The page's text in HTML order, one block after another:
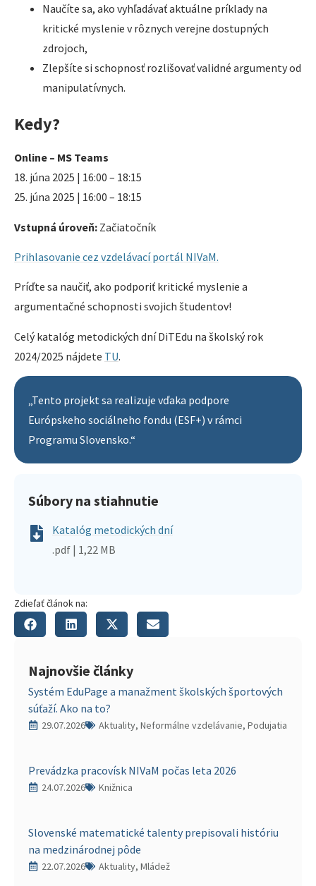
Naučíte sa, ako vyhľadávať aktuálne príklady na
kritické myslenie v rôznych verejne dostupných
zdrojoch,
Zlepšíte si schopnosť rozlišovať validné argumenty od
manipulatívnych.
Kedy?
Online – MS Teams
18. júna 2025 | 16:00 – 18:15
25. júna 2025 | 16:00 – 18:15
Vstupná úroveň: Začiatočník
Prihlasovanie cez vzdelávací portál NIVaM.
Príďte sa naučiť, ako podporiť kritické myslenie a
argumentačné schopnosti svojich študentov!
Celý katalóg metodických dní DiTEdu na školský rok
2024/2025 nájdete TU.
„Tento projekt sa realizuje vďaka podpore
Európskeho sociálneho fondu (ESF+) v rámci
Programu Slovensko.“
Súbory na stiahnutie
Katalóg metodických dní
.pdf | 1,22 MB
Zdieľať článok na:
Najnovšie články
Systém EduPage a manažment školských športových
súťaží. Ako na to?
29.07.2026 Aktuality, Neformálne vzdelávanie, Podujatia
Prevádzka pracovísk NIVaM počas leta 2026
24.07.2026 Knižnica
Slovenské matematické talenty prepisovali históriu
na medzinárodnej pôde
22.07.2026 Aktuality, Mládež